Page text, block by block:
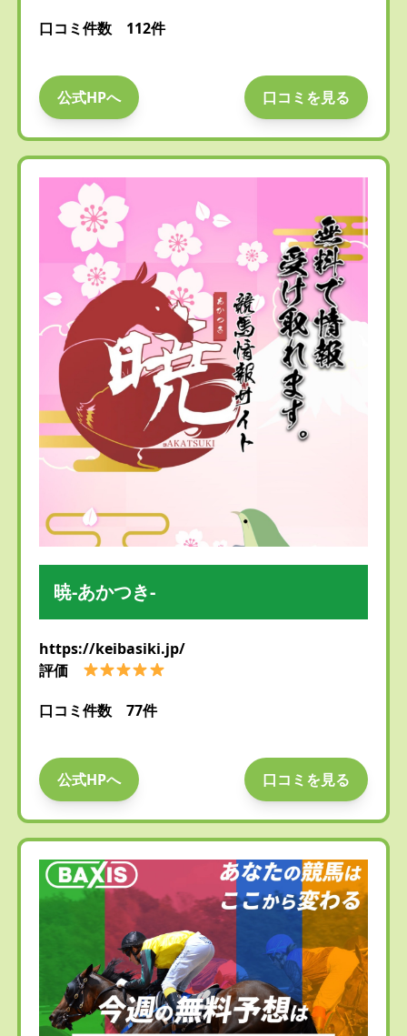
口コミ件数 112件
公式HPへ 口コミを見る
暁-あかつき-
https://keibasiki.jp/
評価
口コミ件数 77件
公式HPへ 口コミを見る